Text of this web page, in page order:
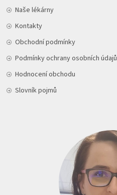
Naše lékárny
Kontakty
Obchodní podmínky
Podmínky ochrany osobních údajů
Hodnocení obchodu
Slovník pojmů